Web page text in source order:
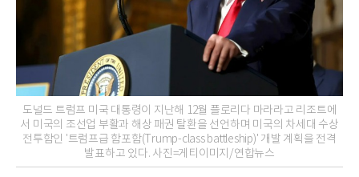
도널드 트럼프 미국 대통령이 지난해 12월 플로리다 마라라고 리조트에
서 미국의 조선업 부활과 해상 패권 탈환을 선언하며 미국의 차세대 수상
전투함인 '트럼프급 함포함(Trump-class battleship)' 개발 계획을 전격
발표하고 있다. 사진=게티이미지/연합뉴스